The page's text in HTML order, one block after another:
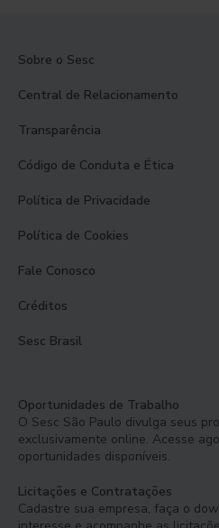
Sobre o Sesc
Central de Relacionamento
Transparência
Código de Conduta e Ética
Política de Privacidade
Política de Cookies
Fale Conosco
Créditos
Sesc Brasil
Oportunidades de Trabalho
O Sesc São Paulo divulga seus
exclusivamente online. Acesse
oportunidades disponíveis.
Licitações e Contratações
Cadastre sua empresa, faça o